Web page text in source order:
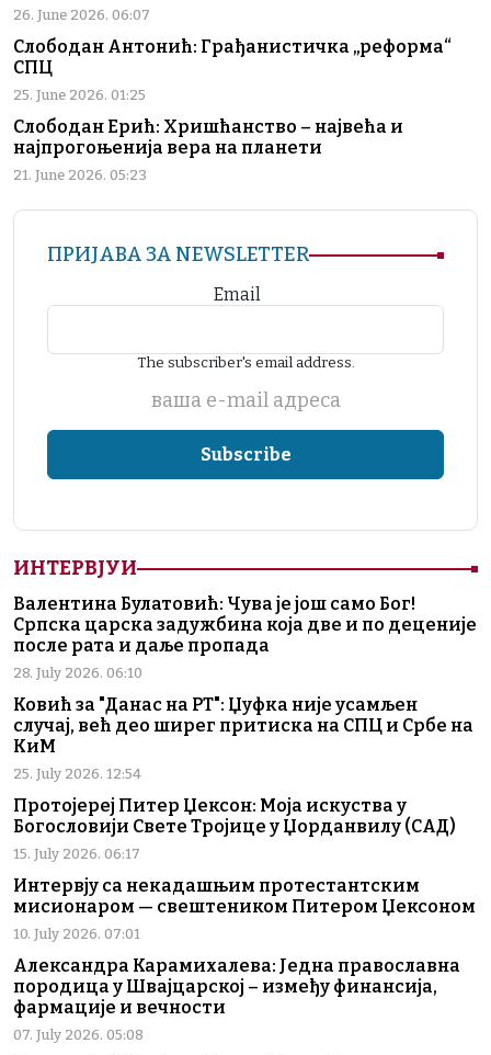
26. June 2026. 06:07
Слободан Антонић: Грађанистичка „реформа“
СПЦ
25. June 2026. 01:25
Слободан Ерић: Хришћанство – највећа и
најпрогоњенија вера на планети
21. June 2026. 05:23
ПРИЈАВА ЗА NEWSLETTER
Email
The subscriber's email address.
ваша е-mail адреса
ИНТЕРВЈУИ
Валентина Булатовић: Чува је још само Бог!
Српска царска задужбина која две и по деценије
после рата и даље пропада
28. July 2026. 06:10
Ковић за "Данас на РТ": Џуфка није усамљен
случај, већ део ширег притиска на СПЦ и Србе на
КиМ
25. July 2026. 12:54
Протојереј Питер Џексон: Моја искуства у
Богословији Свете Тројице у Џорданвилу (САД)
15. July 2026. 06:17
Интервју са некадашњим протестантским
мисионаром — свештеником Питером Џексоном
10. July 2026. 07:01
Александра Карамихалева: Једна православна
породица у Швајцарској – између финансија,
фармације и вечности
07. July 2026. 05:08